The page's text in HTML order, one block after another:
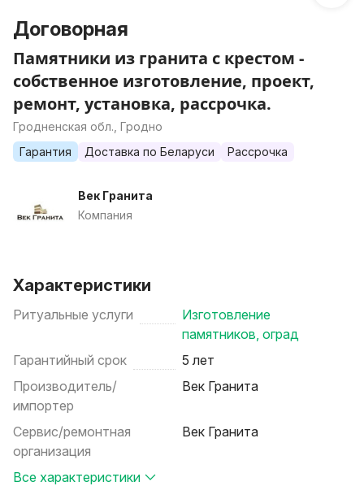
Договорная
Памятники из гранита с крестом -
собственное изготовление, проект,
ремонт, установка, рассрочка.
Гродненская обл., Гродно
Гарантия
Доставка по Беларуси Рассрочка
Век Гранита
Компания
Характеристики
Ритуальные услуги
Изготовление
памятников, оград
Гарантийный срок
5 лет
Производитель/
импортер
Век Гранита
Сервис/ремонтная
организация
Век Гранита
Все характеристики